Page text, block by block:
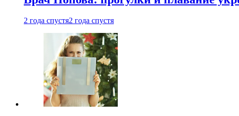
2 года спустя2 года спустя